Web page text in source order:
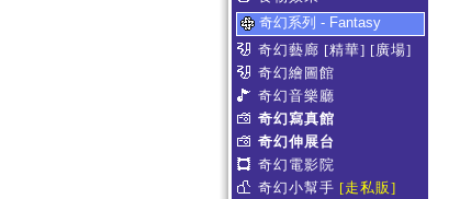
奇幻系列 - Fantasy
奇幻藝廊 [精華] [廣場]
奇幻繪圖館
奇幻音樂廳
奇幻寫真館
奇幻伸展台
奇幻電影院
奇幻小幫手 [走私販]